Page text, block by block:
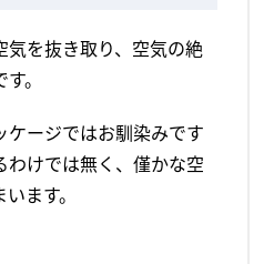
を抜き取り、空気の絶
。
ージではお馴染みです
けでは無く、僅かな空
ます。